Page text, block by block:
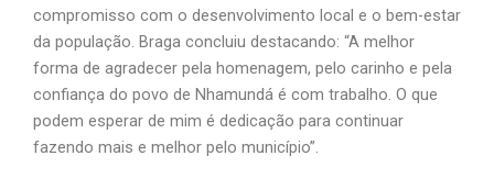
compromisso com o desenvolvimento local e o bem-estar
da população. Braga concluiu destacando: “A melhor
forma de agradecer pela homenagem, pelo carinho e pela
confiança do povo de Nhamundá é com trabalho. O que
podem esperar de mim é dedicação para continuar
fazendo mais e melhor pelo município”.